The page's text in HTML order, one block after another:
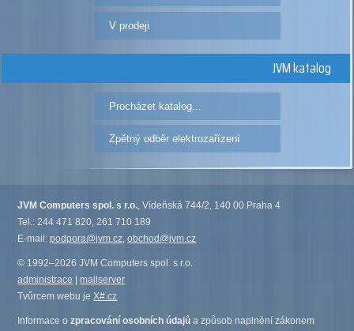
V prodeji
JVM katalog
Procházet katalog...
Zpětný odběr elektrozařízení
JVM Computers spol. s r.o., Vídeňská 744/2, 140 00 Praha 4
Tel.: 244 471 820, 261 710 189
E-mail:podpora@jvm.cz,obchod@jvm.cz
© 1992–2026 JVM Computers spol. s r.o.
administrace |mailserver
Tvůrcem webu jeX#.cz
Informace ozpracování osobních údajů a způsob naplnění zákonem